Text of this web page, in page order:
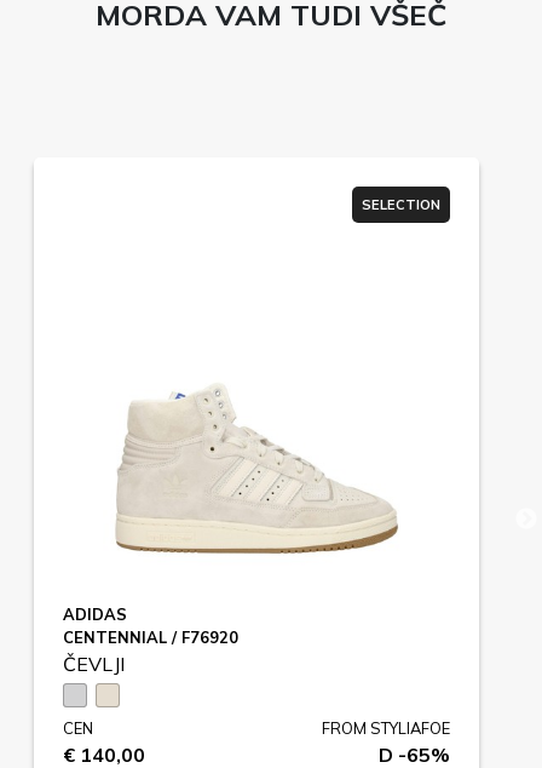
MORDA VAM TUDI VŠEČ
SELECTION
ADIDAS
CENTENNIAL / F76920
ČEVLJI
CEN
€ 140,00
FROM STYLIAFOE
D -65%